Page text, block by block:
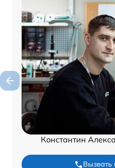
Константин
Вызвать